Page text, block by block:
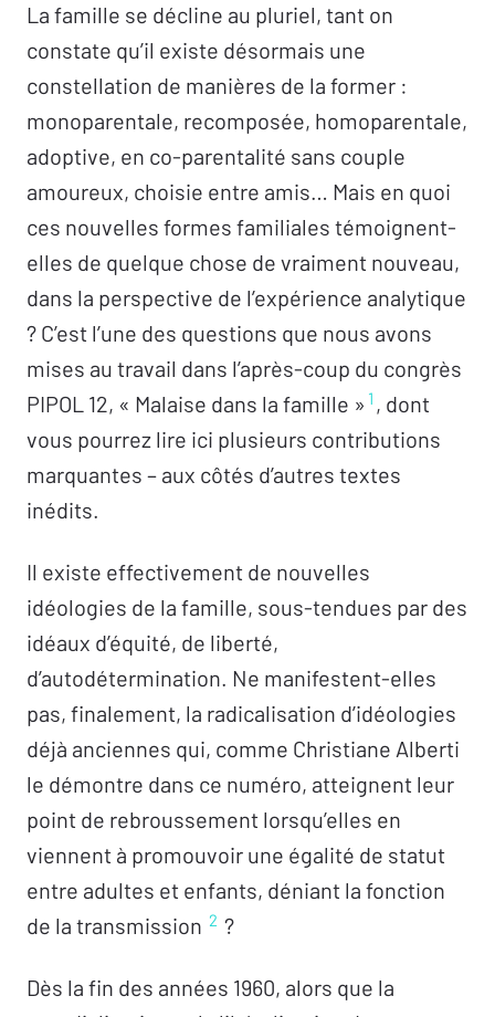
À propos de la famille post-moderne –
Nicastri
Le malaise dans la famille et la clinique de
l’anorexie– Domenico Cosenza
Chacune son tour– Valeria Sommer-Dupont
Le résidu et le père quiunie –Éric Laurent
La famille, lieu delalangue
La fonction du résidu familial –Alexandre
Stevens
Ce qui ne se familliarise pas-Marina
Frangiadaki
Modernité, secret et malaise– Guy Briole
On ne parle pas de ça : les silences du dire
Ruzanna Hakobyan
Entretien avec Didier Lett
Tourner la page du roman familial
Ruptures et inventions
Rejet de la famille, génitif subjectif et objectif
– Katty Langelez-Stevens
Un nom à soi – Virginie Leblanc-Roïc
Famille gender –Jérémie Wiest
Accueillir les inventions de l’enfant – Pepa
Freiría
Migrations et déracinements de lalangue –
La famille se décline au pluriel, tant on
constate qu’il existe désormais une
constellation de manières de la former :
monoparentale, recomposée, homoparentale,
adoptive, en co-parentalité sans couple
amoureux, choisie entre amis… Mais en quoi
ces nouvelles formes familiales témoignent-
elles de quelque chose de vraiment nouveau,
dans la perspective de l’expérience analytique
? C’est l’une des questions que nous avons
mises au travail dans l’après-coup du congrès
PIPOL 12, « Malaise dans la famille » 1 , dont
vous pourrez lire ici plusieurs contributions
marquantes – aux côtés d’autres textes
inédits.
Il existe effectivement de nouvelles
idéologies de la famille, sous-tendues par des
idéaux d’équité, de liberté,
d’autodétermination. Ne manifestent-elles
pas, finalement, la radicalisation d’idéologies
déjà anciennes qui, comme Christiane Alberti
le démontre dans ce numéro, atteignent leur
point de rebroussement lorsqu’elles en
viennent à promouvoir une égalité de statut
entre adultes et enfants, déniant la fonction
de la transmission 2 ?
Dès la fin des années 1960, alors que la